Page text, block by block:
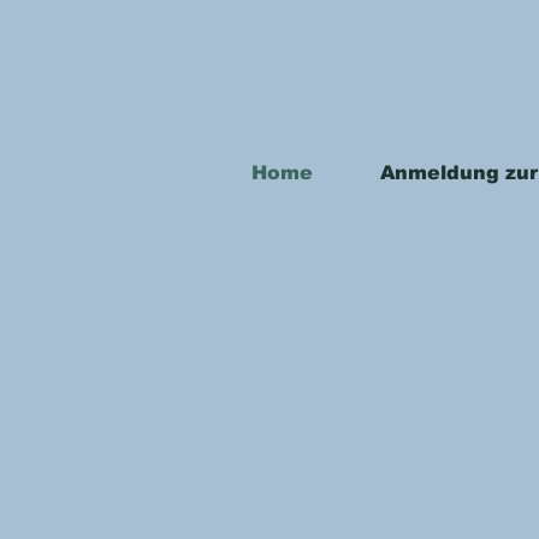
Home Anmeldung